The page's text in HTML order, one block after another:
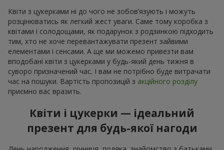
Квіти з цукерками ні до чого не зобов’язують і можуть
розцінюватись як легкий жест уваги. Саме тому коробка з
квітами і солодощами, як подарунок з родзинкою підходить
тим, хто не хоче перевантажувати презент зайвими
елементами і сенсами. А ще ми можемо привезти вам
вподобані квіти з цукерками у будь-який день тижня в
суворо призначений час. І вам не потрібно буде витрачати
час на пошуки. Вартість пропозицій з акційного розділу
приємно вас вразить.
Квіти і цукерки — ідеальний
презент для будь-якої нагоди